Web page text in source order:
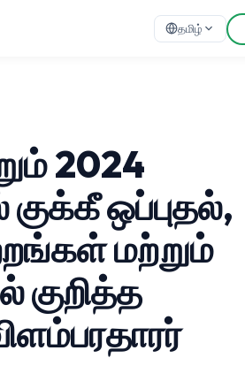
தமிழ்
2024
ஒப்புதல்,
மற்றும்
குறித்த